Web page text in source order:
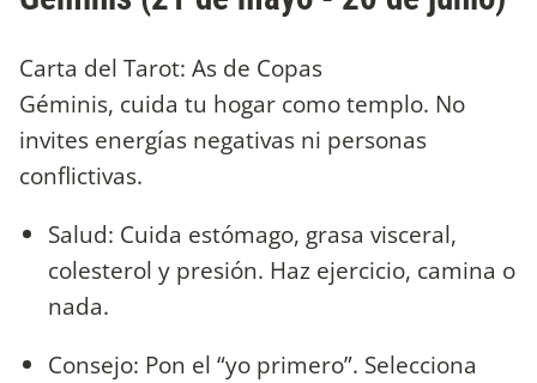
Carta del Tarot: As de Copas
Géminis, cuida tu hogar como templo. No
invites energías negativas ni personas
conflictivas.
Salud: Cuida estómago, grasa visceral,
colesterol y presión. Haz ejercicio, camina o
nada.
Consejo: Pon el “yo primero”. Selecciona